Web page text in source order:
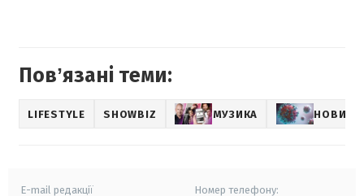
Повʼязані теми:
LIFESTYLE SHOWBIZ МУЗИКА НОВИНИ
E-mail редакції Номер телефону: